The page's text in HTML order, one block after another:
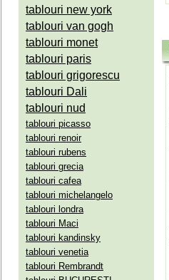
tablouri new york
tablouri van gogh
tablouri monet
tablouri paris
tablouri grigorescu
tablouri Dali
tablouri nud
tablouri picasso
tablouri renoir
tablouri rubens
tablouri grecia
tablouri cafea
tablouri michelangelo
tablouri londra
tablouri Maci
tablouri kandinsky
tablouri venetia
tablouri Rembrandt